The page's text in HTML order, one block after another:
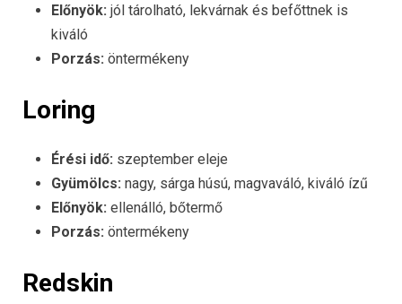
Előnyök: jól tárolható, lekvárnak és befőttnek is
kiváló
Porzás: öntermékeny
Loring
Érési idő: szeptember eleje
Gyümölcs: nagy, sárga húsú, magvaváló, kiváló ízű
Előnyök: ellenálló, bőtermő
Porzás: öntermékeny
Redskin